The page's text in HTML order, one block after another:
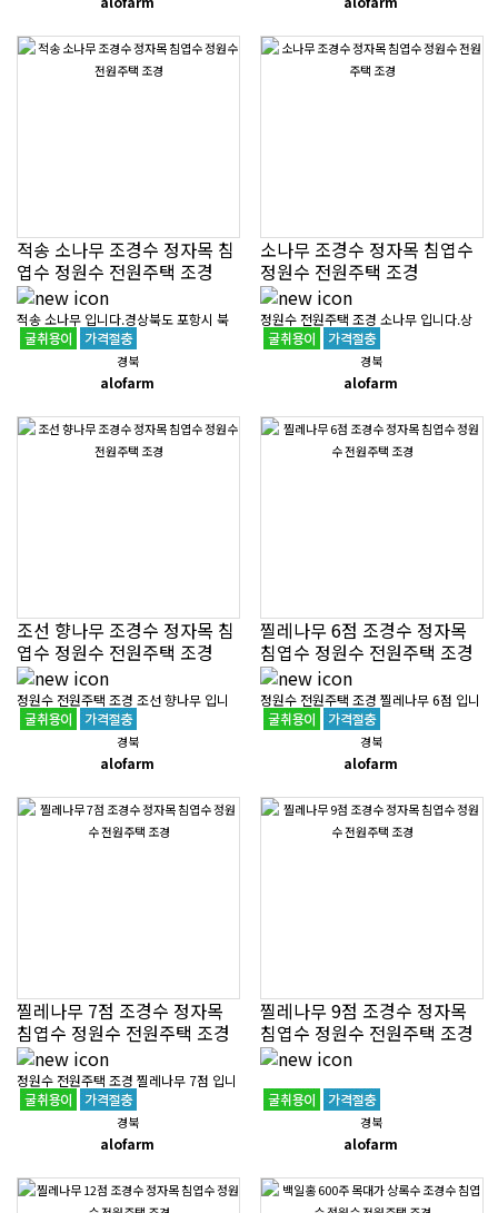
보유중이니 편안하게 연락 부탁드리겠
입니다.경상북도 포항시 북구 흥해읍..
적송 소나무 조경수 정자목 침
엽수 정원수 전원주택 조경
적송 소나무 입니다.경상북도 포항시 북
구 흥해읍에 위치해 있으며조경 공사도
가능합니다.다른 조경수도 보유중이니 편
안하게 연락 부탁드리겠습니다.자세..
경북
alofarm
소나무 조경수 정자목 침엽수
정원수 전원주택 조경
정원수 전원주택 조경 소나무 입니다.상
차가 520만원이며 배송비는 지역에 따라
상이합니다.경상북도 포항시 북구 흥해읍
에 위치해 있으며조경 공사도 가능..
경북
alofarm
조선 향나무 조경수 정자목 침
엽수 정원수 전원주택 조경
정원수 전원주택 조경 조선 향나무 입니
다.상차가 1,300만원이며 배송비는 지역
에 따라 상이합니다.경상북도 포항시 북
구 흥해읍에 위치해 있으며조경 공사..
경북
alofarm
찔레나무 6점 조경수 정자목
침엽수 정원수 전원주택 조경
정원수 전원주택 조경 찔레나무 6점 입니
다.65만원이며 배송비는 지역에 따라 상
이합니다.경상북도 포항시 북구 흥해읍에
위치해 있으며조경 공사도 가능합..
경북
alofarm
찔레나무 7점 조경수 정자목
침엽수 정원수 전원주택 조경
정원수 전원주택 조경 찔레나무 7점 입니
다.75만원이며 배송비는 지역에 따라 상
이합니다.경상북도 포항시 북구 흥해읍에
위치해 있으며조경 공사도 가능합..
경북
alofarm
찔레나무 9점 조경수 정자목
침엽수 정원수 전원주택 조경
경북
alofarm